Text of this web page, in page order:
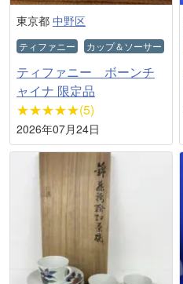
東京都 中野区
ティファニー カップ＆ソーサー
ティファニー ボーンチ
ャイナ 限定品
★★★★★(5)
2026年07月24日